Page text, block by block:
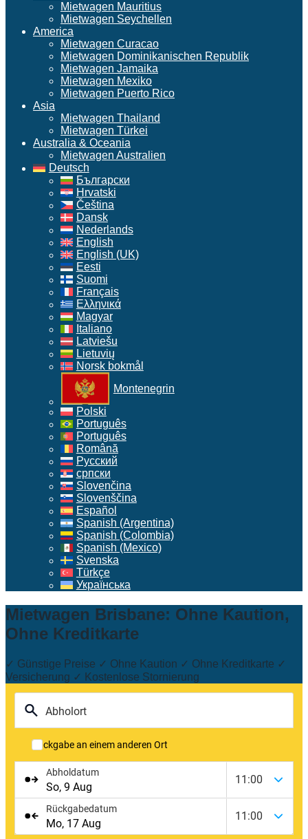
Mietwagen Mauritius
Mietwagen Seychellen
America
Mietwagen Curacao
Mietwagen Dominikanischen Republik
Mietwagen Jamaika
Mietwagen Mexiko
Mietwagen Puerto Rico
Asia
Mietwagen Thailand
Mietwagen Türkei
Australia & Oceania
Mietwagen Australien
Deutsch
Български
Hrvatski
Čeština
Dansk
Nederlands
English
English (UK)
Eesti
Suomi
Français
Ελληνικά
Magyar
Italiano
Latviešu
Lietuvių
Norsk bokmål
Montenegrin
Polski
Português
Português
Română
Русский
српски
Slovenčina
Slovenščina
Español
Spanish (Argentina)
Spanish (Colombia)
Spanish (Mexico)
Svenska
Türkçe
Українська
Mietwagen Brisbane: Ohne Kaution,
Ohne Kreditkarte
✓ Günstige Preise ✓ Ohne Kaution ✓ Ohne Kreditkarte ✓
Versicherung ✓ Kostenlose Stornierung